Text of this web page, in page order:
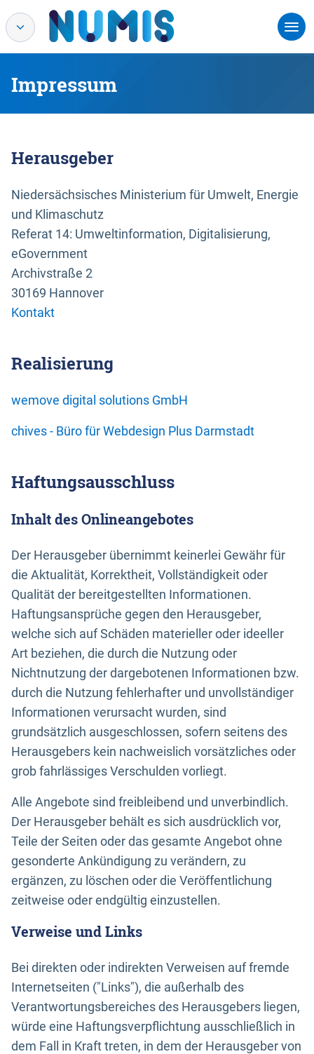
Impressum
Herausgeber
Niedersächsisches Ministerium für Umwelt, Energie
und Klimaschutz
Referat 14: Umweltinformation, Digitalisierung,
eGovernment
Archivstraße 2
30169 Hannover
Kontakt
Realisierung
wemove digital solutions GmbH
chives - Büro für Webdesign Plus Darmstadt
Haftungsausschluss
Inhalt des Onlineangebotes
Der Herausgeber übernimmt keinerlei Gewähr für
die Aktualität, Korrektheit, Vollständigkeit oder
Qualität der bereitgestellten Informationen.
Haftungsansprüche gegen den Herausgeber,
welche sich auf Schäden materieller oder ideeller
Art beziehen, die durch die Nutzung oder
Nichtnutzung der dargebotenen Informationen bzw.
durch die Nutzung fehlerhafter und unvollständiger
Informationen verursacht wurden, sind
grundsätzlich ausgeschlossen, sofern seitens des
Herausgebers kein nachweislich vorsätzliches oder
grob fahrlässiges Verschulden vorliegt.
Alle Angebote sind freibleibend und unverbindlich.
Der Herausgeber behält es sich ausdrücklich vor,
Teile der Seiten oder das gesamte Angebot ohne
gesonderte Ankündigung zu verändern, zu
ergänzen, zu löschen oder die Veröffentlichung
zeitweise oder endgültig einzustellen.
Verweise und Links
Bei direkten oder indirekten Verweisen auf fremde
Internetseiten ("Links"), die außerhalb des
Verantwortungsbereiches des Herausgebers liegen,
würde eine Haftungsverpflichtung ausschließlich in
dem Fall in Kraft treten, in dem der Herausgeber von